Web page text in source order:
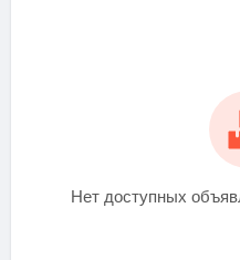
Нет доступных